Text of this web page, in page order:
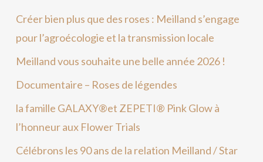
Créer bien plus que des roses : Meilland s’engage
pour l’agroécologie et la transmission locale
Meilland vous souhaite une belle année 2026 !
Documentaire – Roses de légendes
la famille GALAXY®et ZEPETI® Pink Glow à
l’honneur aux Flower Trials
Célébrons les 90 ans de la relation Meilland / Star